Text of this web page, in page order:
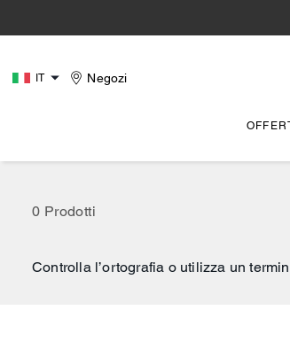
IT Negozi
0 Prodotti
Controlla l’ortografia o utilizza un